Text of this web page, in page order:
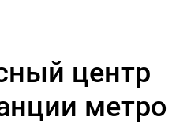
центр
метро